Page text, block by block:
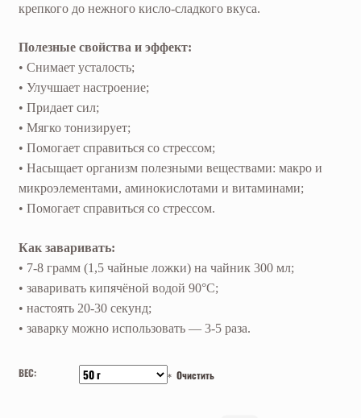
крепкого до нежного кисло-сладкого вкуса.
Полезные свойства и эффект:
• Снимает усталость;
• Улучшает настроение;
• Придает сил;
• Мягко тонизирует;
• Помогает справиться со стрессом;
• Насыщает организм полезными веществами: макро и
микроэлементами, аминокислотами и витаминами;
• Помогает справиться со стрессом.
Как заваривать:
• 7-8 грамм (1,5 чайные ложки) на чайник 300 мл;
• заваривать кипячёной водой 90°С;
• настоять 20-30 секунд;
• заварку можно использовать — 3-5 раза.
ВЕС: Очистить